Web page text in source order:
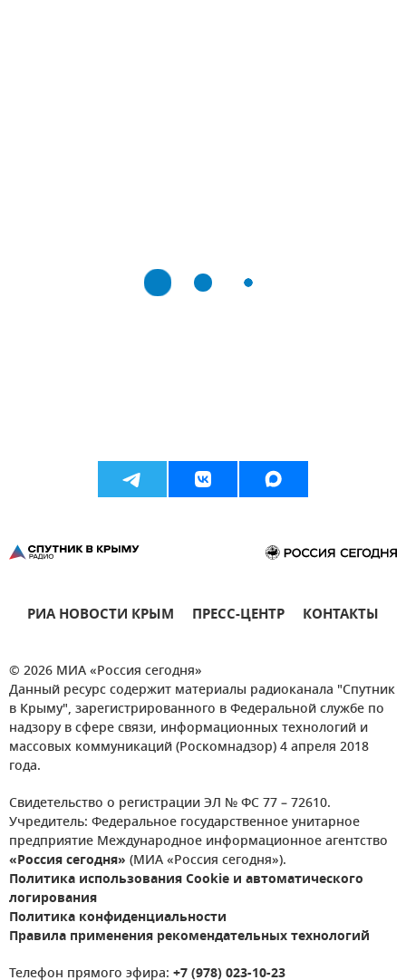
РИА НОВОСТИ КРЫМ ПРЕСС-ЦЕНТР КОНТАКТЫ
© 2026 МИА «Россия сегодня»
Данный ресурс содержит материалы радиоканала "Спутник
в Крыму", зарегистрированного в Федеральной службе по
надзору в сфере связи, информационных технологий и
массовых коммуникаций (Роскомнадзор) 4 апреля 2018
года.
Свидетельство о регистрации ЭЛ № ФС 77 – 72610.
Учредитель: Федеральное государственное унитарное
предприятие Международное информационное агентство
«Россия сегодня» (МИА «Россия сегодня»).
Политика использования Cookie и автоматического
логирования
Политика конфиденциальности
Правила применения рекомендательных технологий
Телефон прямого эфира: +7 (978) 023-10-23